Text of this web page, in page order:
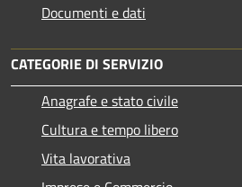
Documenti e dati
CATEGORIE DI SERVIZIO
Anagrafe e stato civile
Cultura e tempo libero
Vita lavorativa